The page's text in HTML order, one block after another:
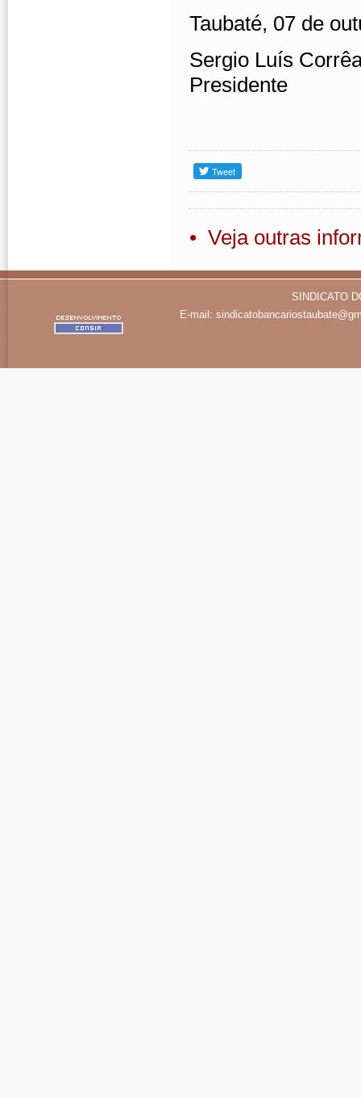
Taubaté, 07 de
Sergio Luís
Presidente
• Veja outras
SINDICATO
E-mail: